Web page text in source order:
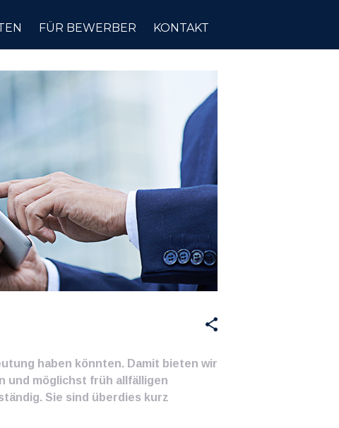
FÜR BEWERBER KONTAKT
haben könnten. Damit bieten wir
und möglichst früh allfälligen
Sie sind überdies kurz